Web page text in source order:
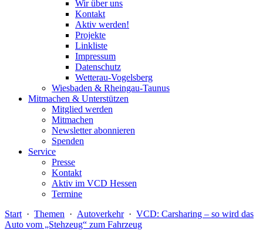
Wir über uns
Kontakt
Aktiv werden!
Projekte
Linkliste
Impressum
Datenschutz
Wetterau-Vogelsberg
Wiesbaden & Rheingau-Taunus
Mitmachen & Unterstützen
Mitglied werden
Mitmachen
Newsletter abonnieren
Spenden
Service
Presse
Kontakt
Aktiv im VCD Hessen
Termine
Start · Themen · Autoverkehr· VCD: Carsharing – so wird das
Auto vom „Stehzeug“ zum Fahrzeug